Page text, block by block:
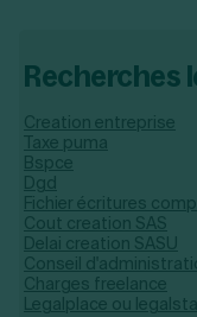
Recherches
Creation entreprise
Taxe puma
Bspce
Dgd
Fichier écritures
Cout creation SAS
Delai creation SASU
Conseil
Charges freelance
Legalplace ou